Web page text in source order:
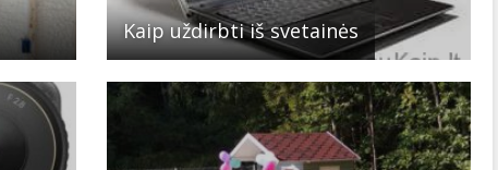
Kaip uždirbti iš svetainės